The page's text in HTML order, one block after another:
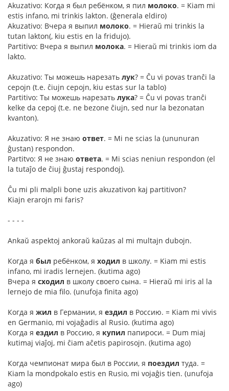
Akuzativo: Когда я был ребёнком, я пил молоко. = Kiam mi
estis infano, mi trinkis lakton. (ĝenerala eldiro)
Akuzativo: Вчера я выпил молоко. = Hieraŭ mi trinkis la
tutan lakton(, kiu estis en la fridujo).
Partitivo: Вчера я выпил молока. = Hieraŭ mi trinkis iom da
lakto.
Akuzativo: Ты можешь нарезать лук? = Ĉu vi povas tranĉi la
cepojn (t.e. ĉiujn cepojn, kiu estas sur la tablo)
Partitivo: Ты можешь нарезать лука? = Ĉu vi povas tranĉi
kelke da cepoj (t.e. ne bezone ĉiujn, sed nur la bezonatan
kvanton).
Akuzativo: Я не знаю ответ. = Mi ne scias la (ununuran
ĝustan) respondon.
Partitvo: Я не знаю ответа. = Mi scias neniun respondon (el
la tutaĵo de ĉiuj ĝustaj respondoj).
Ĉu mi pli malpli bone uzis akuzativon kaj partitivon?
Kiajn erarojn mi faris?
- - - -
Ankaŭ aspektoj ankoraŭ kaŭzas al mi multajn dubojn.
Когда я был ребёнком, я ходил в школу. = Kiam mi estis
infano, mi iradis lernejen. (kutima ago)
Вчера я сходил в школу своего сына. = Hieraŭ mi iris al la
lernejo de mia filo. (unufoja finita ago)
Когда я жил в Германии, я ездил в Россию. = Kiam mi vivis
en Germanio, mi vojaĝadis al Rusio. (kutima ago)
Когда я ездил в Россию, я купил папироси. = Dum miaj
kutimaj viaĵoj, mi ĉiam aĉetis papirosojn. (kutima ago)
Когда чемпионат мира был в России, я поездил туда. =
Kiam la mondpokalo estis en Rusio, mi vojaĝis tien. (unufoja
ago)